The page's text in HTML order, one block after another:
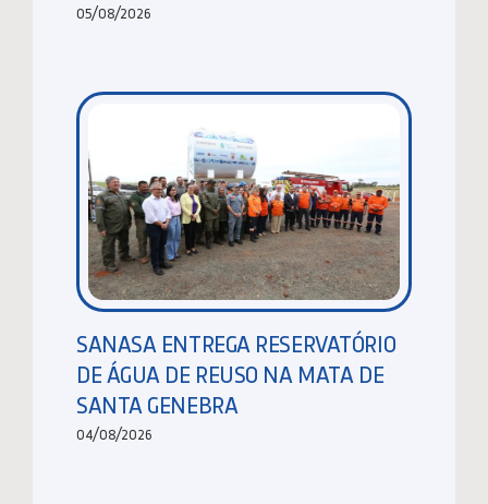
05/08/2026
SANASA ENTREGA RESERVATÓRIO
DE ÁGUA DE REUSO NA MATA DE
SANTA GENEBRA
04/08/2026